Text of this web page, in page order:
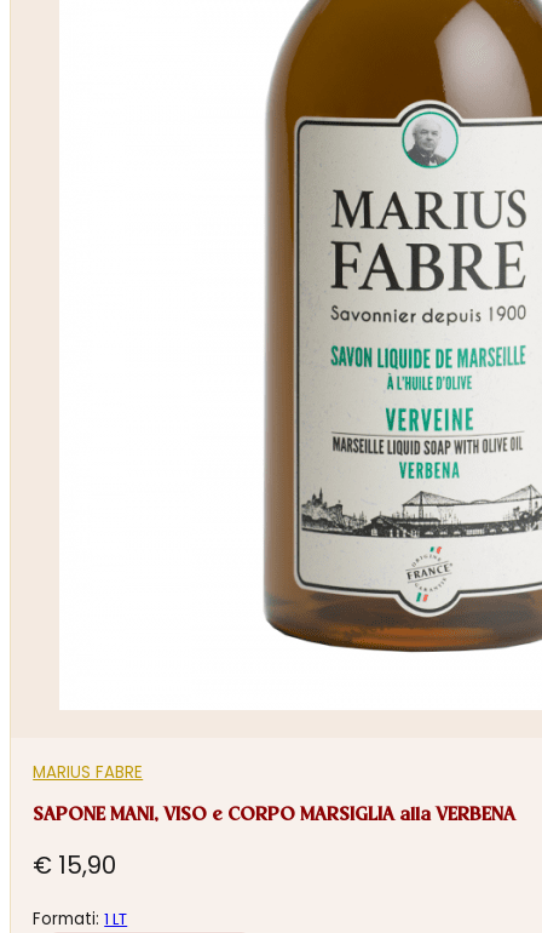
MARIUS FABRE
SAPONE MANI, VISO e CORPO MARSIGLIA alla VERBENA
€ 15,90
Formati:1 LT